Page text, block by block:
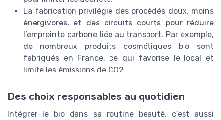
La fabrication privilégie des procédés doux, moins
énergivores, et des circuits courts pour réduire
l’empreinte carbone liée au transport. Par exemple,
de nombreux produits cosmétiques bio sont
fabriqués en France, ce qui favorise le local et
limite les émissions de CO2.
Des choix responsables au quotidien
Intégrer le bio dans sa routine beauté, c’est aussi